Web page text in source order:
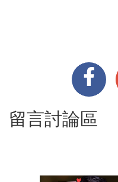
留言討論區